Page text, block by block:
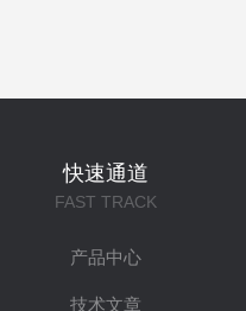
快速通道
FAST TRACK
产品中心
技术文章